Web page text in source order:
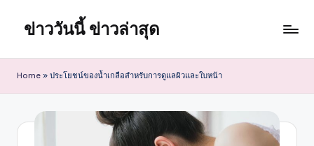
content
ข่าววันนี้ ข่าวล่าสุด
Home » ประโยชน์ของน้ำเกลือสำหรับการดูแลผิวและใบหน้า